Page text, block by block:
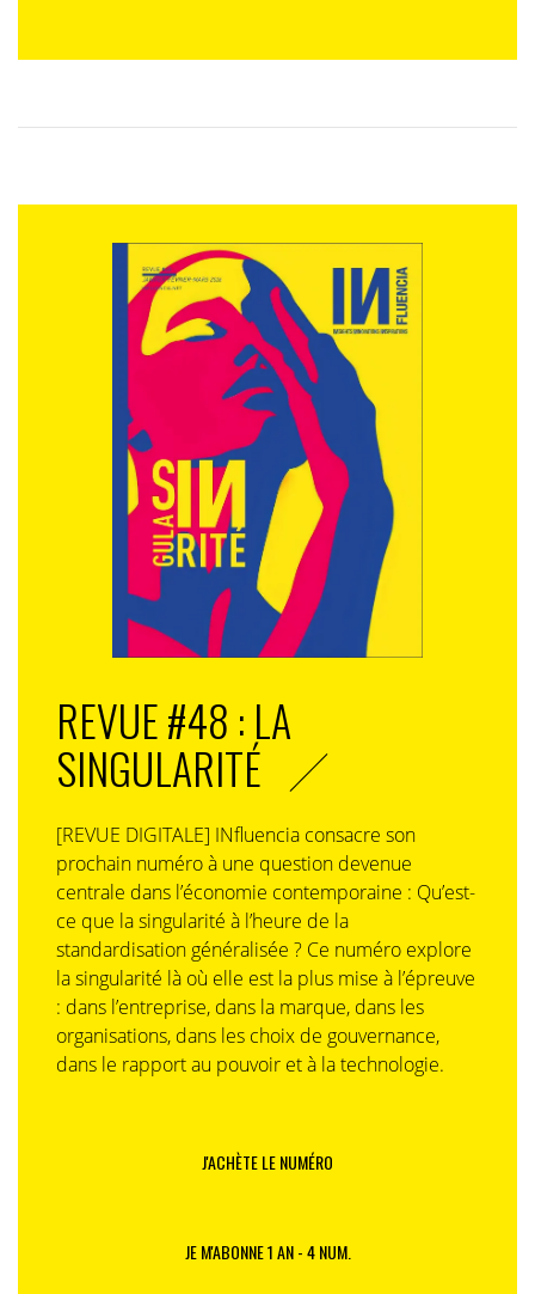
REVUE #48 : LA
SINGULARITÉ
[REVUE DIGITALE] INfluencia consacre son
prochain numéro à une question devenue
centrale dans l’économie contemporaine : Qu’est-
ce que la singularité à l’heure de la
standardisation généralisée ? Ce numéro explore
la singularité là où elle est la plus mise à l’épreuve
: dans l’entreprise, dans la marque, dans les
organisations, dans les choix de gouvernance,
dans le rapport au pouvoir et à la technologie.
J'ACHÈTE LE NUMÉRO
JE M'ABONNE 1 AN - 4 NUM.